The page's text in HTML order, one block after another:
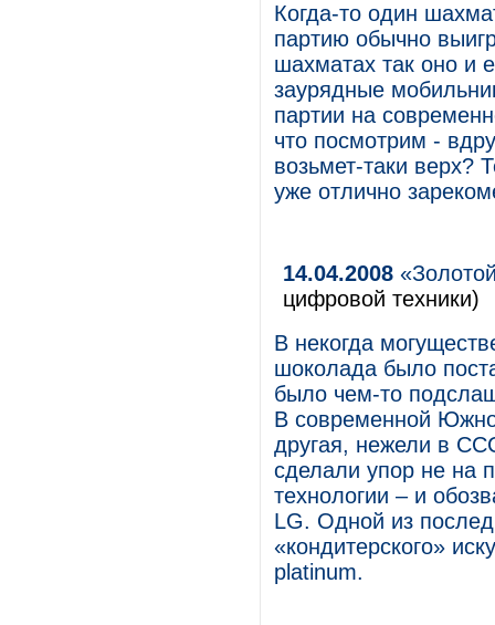
Когда-то один
партию обычно
шахматах так оно и
заурядные
партии на
что посмотрим -
возьмет-таки верх?
уже отлично
14.04.2008
цифровой техники)
В некогда
шоколада было
было чем-то
В современной
другая, нежели в
сделали упор не на
технологии – и
LG. Одной из
«кондитерского»
platinum.